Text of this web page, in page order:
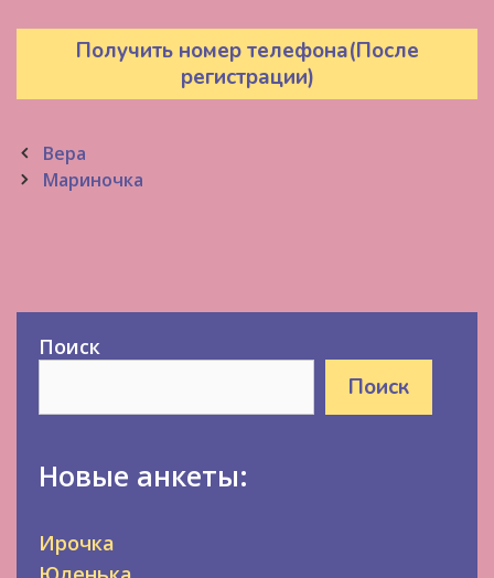
Получить номер телефона(После
регистрации)
Post
navigation
Вера
Мариночка
Поиск
Поиск
Новые анкеты:
Ирочка